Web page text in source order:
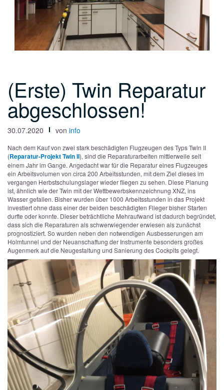
(Erste) Twin Reparatur
abgeschlossen!
30.07.2020 von info
Nach dem Kauf von zwei stark beschädigten Flugzeugen des Typs Twin II
(Reparatur-Projekt Twin II), sind die Reparaturarbeiten mittlerweile seit
einem Jahr im Gange. Angedacht war für die Reparatur eines Flugzeuges
ein Arbeitsvolumen von circa 200 Arbeitsstunden, mit dem Ziel dieses im
vergangen Herbstschulungslager wieder fliegen zu sehen. Diese Planung
ist, ähnlich wie der Twin mit der Wettbewerbskennzeichnung XNZ, ins
Wasser gefallen. Bisher wurden über 1000 Arbeitsstunden in das Projekt
investiert ohne dass einer der beiden beschädigten Flieger bisher Starten
durfte oder konnte. Dieser beträchtliche Mehraufwand ist dadurch begründet,
dass sich die Reparaturen als schwerwiegender erwiesen als zunächst
prognostiziert. So wurden neben den notwendigen Ausbesserungen am
Holmtunnel und der Neuanschaffung der Instrumente besonders großes
Augenmerk auf die Neugestaltung und Sanierung des Cockpits gelegt.